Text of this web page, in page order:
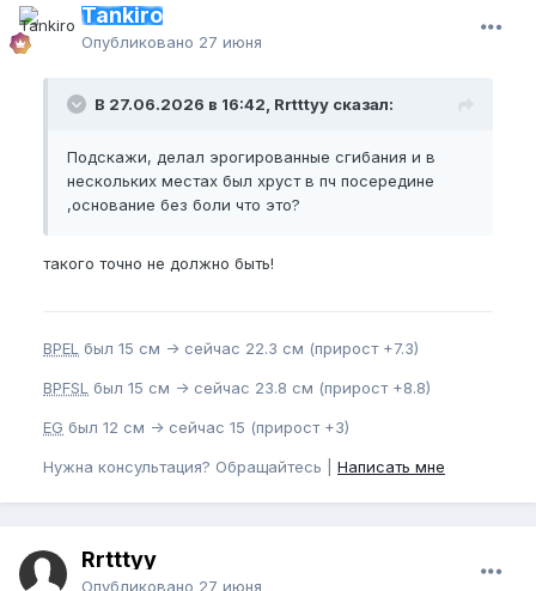
Tankiro
Опубликовано 27 июня
В 27.06.2026 в 16:42, Rrtttyy сказал:
Подскажи, делал эрогированные сгибания и в
нескольких местах был хруст в пч посередине
,основание без боли что это?
такого точно не должно быть!
BPEL был 15 см -> сейчас 22.3 см (прирост +7.3)
BPFSL был 15 см -> сейчас 23.8 см (прирост +8.8)
EG был 12 см -> сейчас 15 (прирост +3)
Нужна консультация? Обращайтесь | Написать мне
Rrtttyy
Опубликовано 27 июня